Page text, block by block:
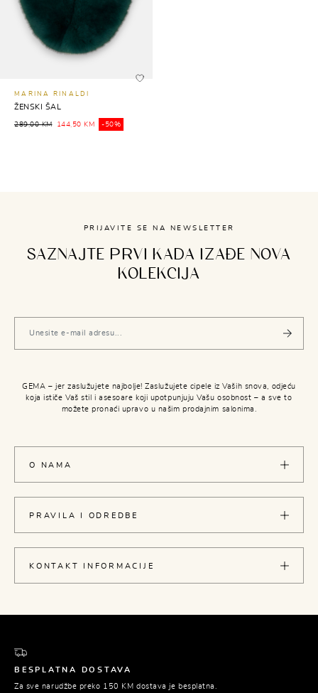
MARINA RINALDI
ŽENSKI ŠAL
289,00 KM 144,50 KM -50%
PRIJAVITE SE NA NEWSLETTER
SAZNAJTE PRVI KADA IZAĐE NOVA
KOLEKCIJA
GEMA – jer zaslužujete najbolje! Zaslužujete cipele iz Vaših snova, odjeću
koja ističe Vaš stil i asesoare koji upotpunjuju Vašu osobnost – a sve to
možete pronaći upravo u našim prodajnim salonima.
O NAMA
PRAVILA I ODREDBE
KONTAKT INFORMACIJE
BESPLATNA DOSTAVA
Za sve narudžbe preko 150 KM dostava je besplatna.